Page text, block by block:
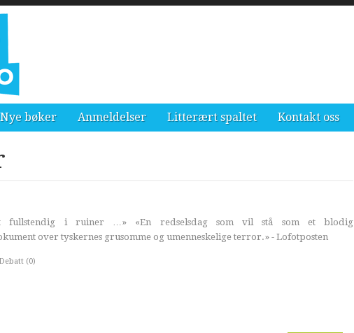
Nye bøker Anmeldelser Litterært spaltet Kontakt oss
fullstendig i ruiner …» «En redselsdag som vil stå som et blodig
over tyskernes grusomme og umenneskelige terror.» - Lofotposten
Debatt (0)